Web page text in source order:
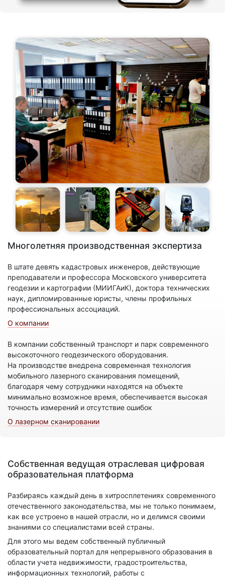
Многолетняя производственная экспертиза
В штате девять кадастровых инженеров, действующие
преподаватели и профессора Московского университета
геодезии и картографии (МИИГАиК), доктора технических
наук, дипломированные юристы, члены профильных
профессиональных ассоциаций.
О компании
В компании собственный транспорт и парк современного
высокоточного геодезического оборудования.
На производстве внедрена современная технология
мобильного лазерного сканирования помещений,
благодаря чему сотрудники находятся на объекте
минимально возможное время, обеспечивается высокая
точность измерений и отсутствие ошибок
О лазерном сканировании
Собственная ведущая отраслевая цифровая
образовательная платформа
Разбираясь каждый день в хитросплетениях современного
отечественного законодательства, мы не только понимаем,
как все устроено в нашей отрасли, но и делимся своими
знаниями со специалистами всей страны.
Для этого мы ведем собственный публичный
образовательный портал для непрерывного образования в
области учета недвижимости, градостроительства,
информационных технологий, работы с